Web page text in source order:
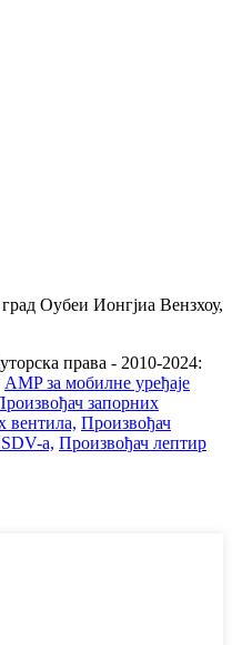
Оубеи Ионгјиа Вензхоу,
права - 2010-2024:
AMP за мобилне уређаје
запорних
вентила, Произвођач
а, Произвођач лептир